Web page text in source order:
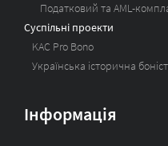
Податковий та AML-
Суспільні проекти
KAC Pro Bono
Українська історична
Інформація